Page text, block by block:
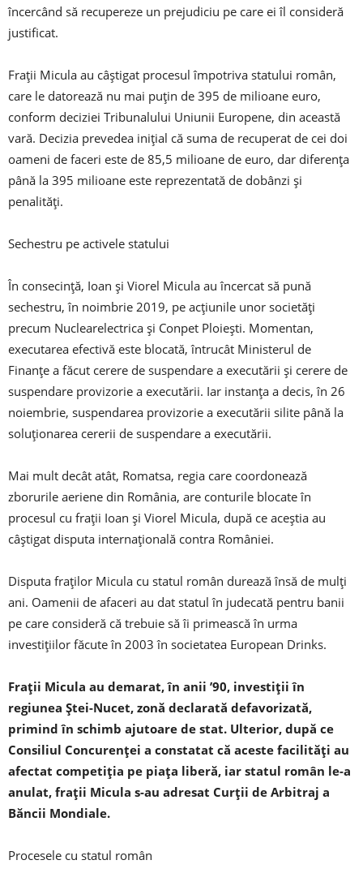
încercând să recupereze un prejudiciu pe care ei îl consideră
justificat.
Frații Micula au câștigat procesul împotriva statului român,
care le datorează nu mai puțin de 395 de milioane euro,
conform deciziei Tribunalului Uniunii Europene, din această
vară. Decizia prevedea inițial că suma de recuperat de cei doi
oameni de faceri este de 85,5 milioane de euro, dar diferența
până la 395 milioane este reprezentată de dobânzi și
penalități.
Sechestru pe activele statului
În consecință, Ioan și Viorel Micula au încercat să pună
sechestru, în noimbrie 2019, pe acțiunile unor societăți
precum Nuclearelectrica și Conpet Ploiești. Momentan,
executarea efectivă este blocată, întrucât Ministerul de
Finanțe a făcut cerere de suspendare a executării și cerere de
suspendare provizorie a executării. Iar instanța a decis, în 26
noiembrie, suspendarea provizorie a executării silite până la
soluţionarea cererii de suspendare a executării.
Mai mult decât atât, Romatsa, regia care coordonează
zborurile aeriene din România, are conturile blocate în
procesul cu frații Ioan și Viorel Micula, după ce aceștia au
câștigat disputa internațională contra României.
Disputa fraților Micula cu statul român durează însă de mulți
ani. Oamenii de afaceri au dat statul în judecată pentru banii
pe care consideră că trebuie să îi primească în urma
investiţiilor făcute în 2003 în societatea European Drinks.
Fraţii Micula au demarat, în anii ’90, investiţii în
regiunea Ştei-Nucet, zonă declarată defavorizată,
primind în schimb ajutoare de stat. Ulterior, după ce
Consiliul Concurenţei a constatat că aceste facilităţi au
afectat competiţia pe piaţa liberă, iar statul român le-a
anulat, fraţii Micula s-au adresat Curţii de Arbitraj a
Băncii Mondiale.
Procesele cu statul român